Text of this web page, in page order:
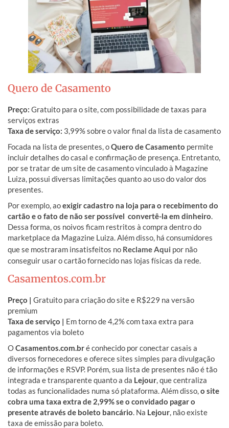
Quero de Casamento
Preço: Gratuito para o site, com possibilidade de taxas para
serviços extras
Taxa de serviço: 3,99% sobre o valor final da lista de casamento
Focada na lista de presentes, oQuero de Casamento permite
incluir detalhes do casal e confirmação de presença. Entretanto,
por se tratar de um site de casamento vinculado à Magazine
Luiza, possui diversas limitações quanto ao uso do valor dos
presentes.
Por exemplo, aoexigir cadastro na loja para o recebimento do
cartão e o fato de não ser possível convertê-la em dinheiro.
Dessa forma, os noivos ficam restritos à compra dentro do
marketplace da Magazine Luiza. Além disso, há consumidores
que se mostraram insatisfeitos no Reclame Aqui por não
conseguir usar o cartão fornecido nas lojas físicas da rede.
Casamentos.com.br
Preço | Gratuito para criação do site e R$229 na versão
premium
Taxa de serviço | Em torno de 4,2% com taxa extra para
pagamentos via boleto
OCasamentos.com.bré conhecido por conectar casais a
diversos fornecedores e oferece sites simples para divulgação
de informações e RSVP. Porém, sua lista de presentes não é tão
integrada e transparente quanto a da Lejour, que centraliza
todas as funcionalidades numa só plataforma. Além disso,o site
cobra uma taxa extra de 2,99% se o convidado pagar o
presente através de boleto bancário. Na Lejour, não existe
taxa de emissão para boleto.